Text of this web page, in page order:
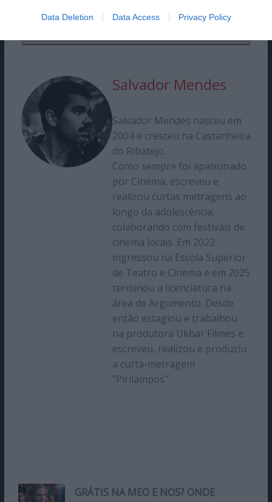
Data Deletion Data Access Privacy Policy
USER REVIEW0(0
Salvador Mendes
Salvador Mendes nasceu em
2004 e cresceu na Castanheira
do Ribatejo.
Como sempre foi apaixonado
por Cinema, escreveu e
realizou curtas metragens ao
longo da adolescência,
colaborando com festivais de
cinema locais. Em 2022
ingressou na Escola Superior
de Teatro e Cinema e em 2025
terminou a licenciatura na
área de Argumento. Desde
então estagiou e trabalhou
na produtora Ukbar Filmes e
escreveu, realizou e produziu
a curta-metragem
“Pirilampos”.
GRÁTIS NA MEO E NOS? ONDE